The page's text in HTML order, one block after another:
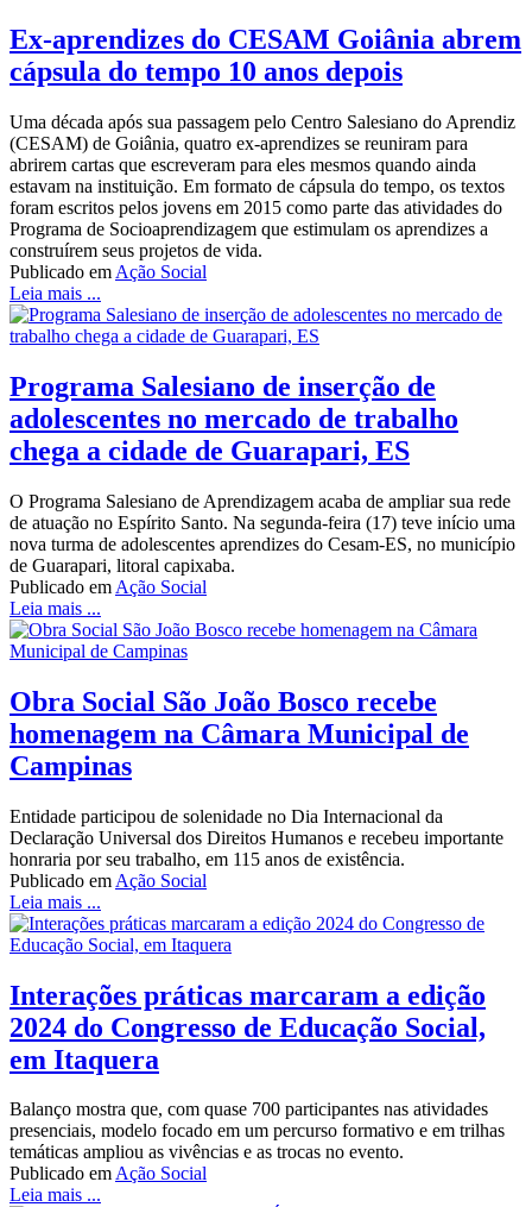
Ex-aprendizes do CESAM Goiânia abrem
cápsula do tempo 10 anos depois
Uma década após sua passagem pelo Centro Salesiano do Aprendiz
(CESAM) de Goiânia, quatro ex-aprendizes se reuniram para
abrirem cartas que escreveram para eles mesmos quando ainda
estavam na instituição. Em formato de cápsula do tempo, os textos
foram escritos pelos jovens em 2015 como parte das atividades do
Programa de Socioaprendizagem que estimulam os aprendizes a
construírem seus projetos de vida.
Publicado em Ação Social
Leia mais ...
Programa Salesiano de inserção de
adolescentes no mercado de trabalho
chega a cidade de Guarapari, ES
O Programa Salesiano de Aprendizagem acaba de ampliar sua rede
de atuação no Espírito Santo. Na segunda-feira (17) teve início uma
nova turma de adolescentes aprendizes do Cesam-ES, no município
de Guarapari, litoral capixaba.
Publicado em Ação Social
Leia mais ...
Obra Social São João Bosco recebe
homenagem na Câmara Municipal de
Campinas
Entidade participou de solenidade no Dia Internacional da
Declaração Universal dos Direitos Humanos e recebeu importante
honraria por seu trabalho, em 115 anos de existência.
Publicado em Ação Social
Leia mais ...
Interações práticas marcaram a edição
2024 do Congresso de Educação Social,
em Itaquera
Balanço mostra que, com quase 700 participantes nas atividades
presenciais, modelo focado em um percurso formativo e em trilhas
temáticas ampliou as vivências e as trocas no evento.
Publicado emAção Social
Leia mais ...